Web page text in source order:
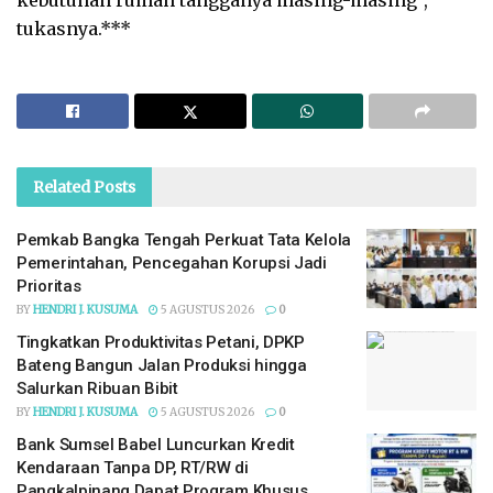
tukasnya.***
RelatedPosts
Pemkab Bangka Tengah Perkuat Tata Kelola
Pemerintahan, Pencegahan Korupsi Jadi
Prioritas
BYHENDRI J. KUSUMA 5 AGUSTUS 2026 0
Tingkatkan Produktivitas Petani, DPKP
Bateng Bangun Jalan Produksi hingga
Salurkan Ribuan Bibit
BYHENDRI J. KUSUMA 5 AGUSTUS 2026 0
Bank Sumsel Babel Luncurkan Kredit
Kendaraan Tanpa DP, RT/RW di